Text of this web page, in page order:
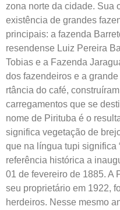
zona norte da cidade. Sua
existência de grandes
principais: a fazenda
resendense Luiz Pereira
Tobias e a Fazenda
dos fazendeiros e a
rtância do café,
carregamentos que se
nome de Pirituba é o
significa vegetação de
que na língua tupi significa
referência histórica a
01 de fevereiro de 1885. A
seu proprietário em 1922,
herdeiros. Nesse mesmo